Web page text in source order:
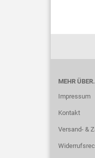
MEHR
Impressum
Kontakt
Versand- &